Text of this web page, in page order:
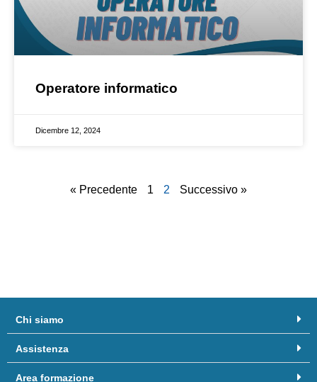
Operatore informatico
Dicembre 12, 2024
« Precedente 1 2 Successivo »
Chi siamo
Assistenza
Area formazione